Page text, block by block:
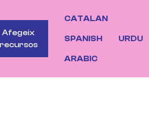
Afegeix
recursos
CATALAN
SPANISH URDU
ARABIC